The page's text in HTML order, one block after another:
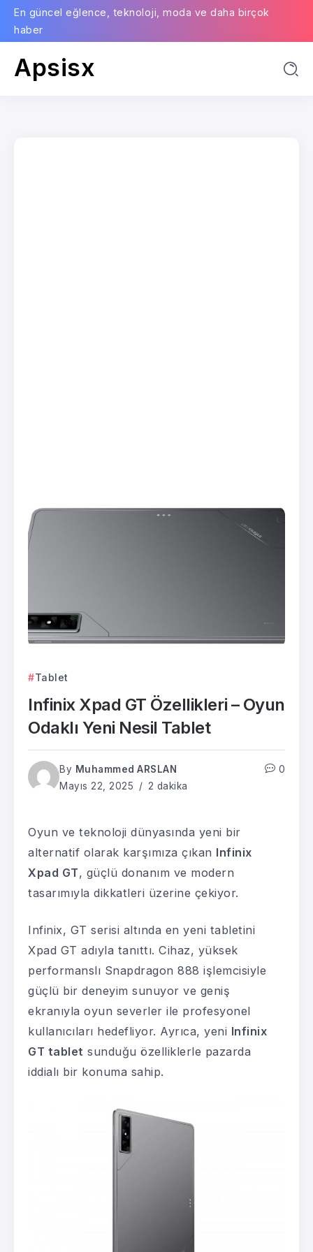
En güncel eğlence, teknoloji, moda ve daha birçok
haber
Apsisx
Tablet
Infinix Xpad GT Özellikleri – Oyun
Odaklı Yeni Nesil Tablet
By Muhammed ARSLAN
Mayıs 22, 2025
2 dakika
0
Oyun ve teknoloji dünyasında yeni bir
alternatif olarak karşımıza çıkan Infinix
Xpad GT, güçlü donanım ve modern
tasarımıyla dikkatleri üzerine çekiyor.
Infinix, GT serisi altında en yeni tabletini
Xpad GT adıyla tanıttı. Cihaz, yüksek
performanslı Snapdragon 888 işlemcisiyle
güçlü bir deneyim sunuyor ve geniş
ekranıyla oyun severler ile profesyonel
kullanıcıları hedefliyor. Ayrıca, yeni Infinix
GT tablet sunduğu özelliklerle pazarda
iddialı bir konuma sahip.